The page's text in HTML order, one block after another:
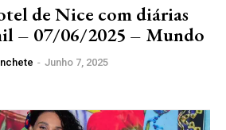
de Nice com diárias
– 07/06/2025 – Mundo
- Junho 7, 2025